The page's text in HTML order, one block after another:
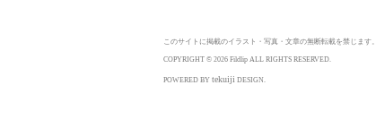
このサイトに掲載のイラスト・写真・文章の無断転載を禁じます。
COPYRIGHT © 2026 Fildlip ALL RIGHTS RESERVED.
POWERED BY tekuiji DESIGN.